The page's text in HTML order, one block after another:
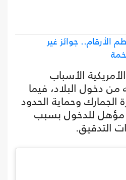
2026 يحطم الأرقام.. جوائز غير
الأسباب
من دخول البلاد، فيما
الجمارك وحماية الحدود
مؤهل للدخول بسبب
التدقيق.